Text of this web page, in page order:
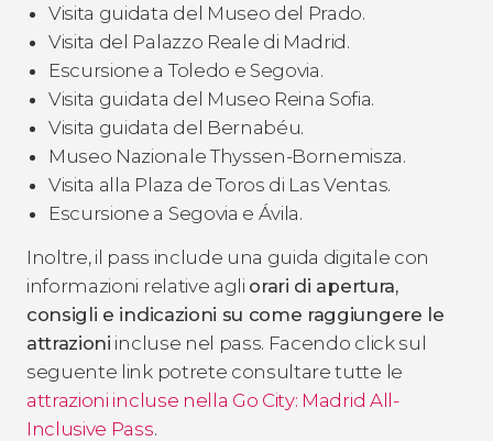
Visita guidata del Museo del Prado.
Visita del Palazzo Reale di Madrid.
Escursione a Toledo e Segovia.
Visita guidata del Museo Reina Sofia.
Visita guidata del Bernabéu.
Museo Nazionale Thyssen-Bornemisza.
Visita alla Plaza de Toros di Las Ventas.
Escursione a Segovia e Ávila.
Inoltre, il pass include una guida digitale con
informazioni relative agli orari di apertura,
consigli e indicazioni su come raggiungere le
attrazioni incluse nel pass. Facendo click sul
seguente link potrete consultare tutte le
attrazioni incluse nella Go City: Madrid All-
Inclusive Pass.